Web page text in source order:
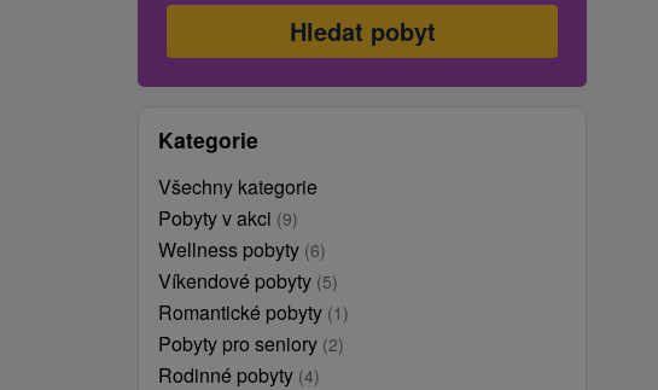
Kategorie
Všechny kategorie
Pobyty v akci (9)
Wellness pobyty (6)
Víkendové pobyty (5)
Romantické pobyty (1)
Pobyty pro seniory (2)
Rodinné pobyty (4)